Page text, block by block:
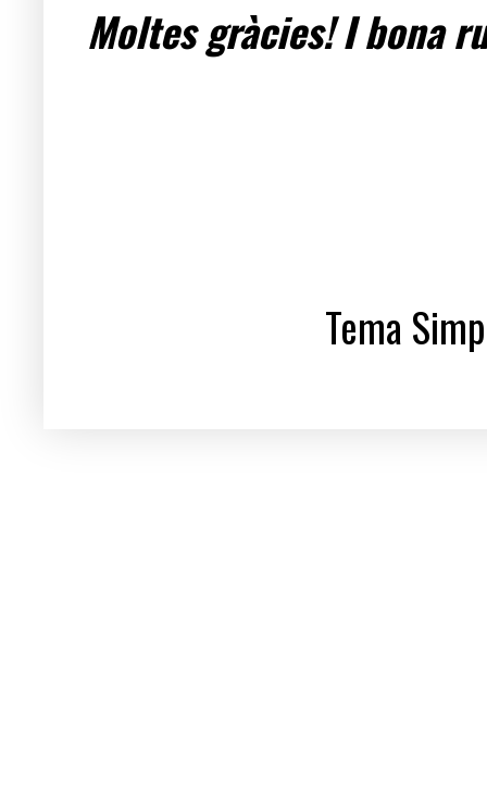
Moltes gràcies! I bona
Tema